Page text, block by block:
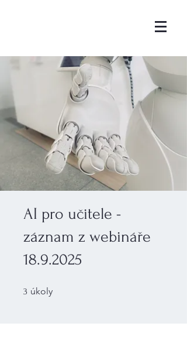
AI pro učitele -
záznam z webináře
18.9.2025
3 úkoly